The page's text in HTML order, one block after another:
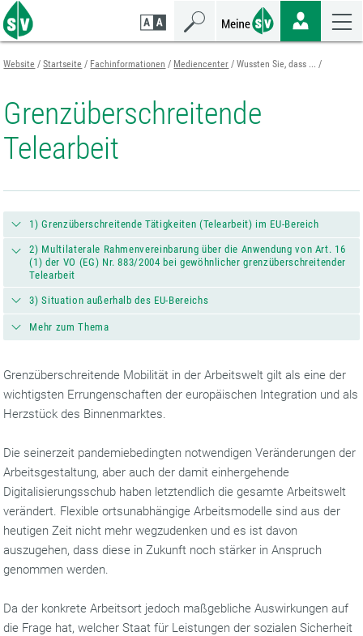
Zum
Seiteninhalt
springen
Zur
Navigation
springen
Zur
Mobilen
Navigation
springen
Website Startseite Fachinformationen Mediencenter Wussten Sie, dass ...
Grenzüberschreitende
Telearbeit
1) Grenzüberschreitende Tätigkeiten (Telearbeit) im EU-Bereich
2) Multilaterale Rahmenvereinbarung über die Anwendung von Art. 16
(1) der VO (EG) Nr. 883/2004 bei gewöhnlicher grenzüberschreitender
Telearbeit
3) Situation außerhalb des EU-Bereichs
Mehr zum Thema
Grenzüberschreitende Mobilität in der Arbeitswelt gilt als eine der
wichtigsten Errungenschaften der europäischen Integration und als
Herzstück des Binnenmarktes.
Die seinerzeit pandemiebedingten notwendigen Veränderungen der
Arbeitsgestaltung, aber auch der damit einhergehende
Digitalisierungsschub haben letztendlich die gesamte Arbeitswelt
verändert. Flexible ortsunabhängige Arbeitsmodelle sind aus der
heutigen Zeit nicht mehr wegzudenken und es ist davon
auszugehen, dass diese in Zukunft noch stärker in Anspruch
genommen werden.
Da der konkrete Arbeitsort jedoch maßgebliche Auswirkungen auf
die Frage hat, welcher Staat für Leistungen der sozialen Sicherheit